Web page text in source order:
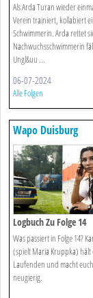
Als Arda Turan wieder
Verein trainiert, kollabiert
Schwimmerin. Arda rettet
Nachwuchsschwimmerin
Ungl&uu ...
06-07-2024
Alle Folgen
Wapo Duisburg
Logbuch Zu Folge 14
Was passiert in Folge 14?
(spielt Maria Kruppka) hält
Laufenden und macht
neugierig.